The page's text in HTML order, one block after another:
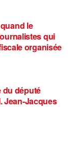
le
qui
organisée
du député
Jean-Jacques